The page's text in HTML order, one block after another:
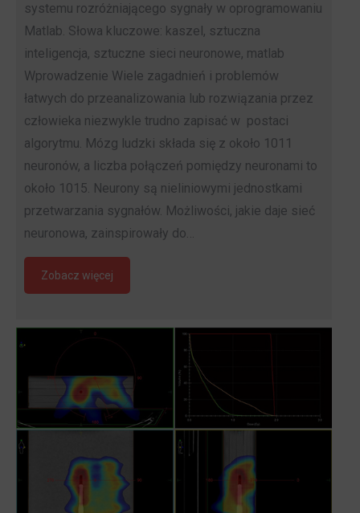
systemu rozróżniającego sygnały w oprogramowaniu
Matlab. Słowa kluczowe: kaszel, sztuczna
inteligencja, sztuczne sieci neuronowe, matlab
Wprowadzenie Wiele zagadnień i problemów
łatwych do przeanalizowania lub rozwiązania przez
człowieka niezwykle trudno zapisać w postaci
algorytmu. Mózg ludzki składa się z około 1011
neuronów, a liczba połączeń pomiędzy neuronami to
około 1015. Neurony są nieliniowymi jednostkami
przetwarzania sygnałów. Możliwości, jakie daje sieć
neuronowa, zainspirowały do…
Zobacz więcej